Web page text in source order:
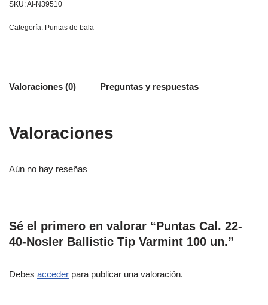
SKU:AI-N39510
Categoría: Puntas de bala
Valoraciones (0) Preguntas y respuestas
Valoraciones
Aún no hay reseñas
Sé el primero en valorar “Puntas Cal. 22-
40-Nosler Ballistic Tip Varmint 100 un.”
Debes acceder para publicar una valoración.